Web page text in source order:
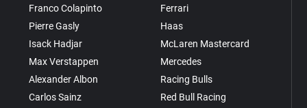
Franco Colapinto
Pierre Gasly
Isack Hadjar
Max Verstappen
Alexander Albon
Carlos Sainz
Ferrari
Haas
McLaren Mastercard
Mercedes
Racing Bulls
Red Bull Racing